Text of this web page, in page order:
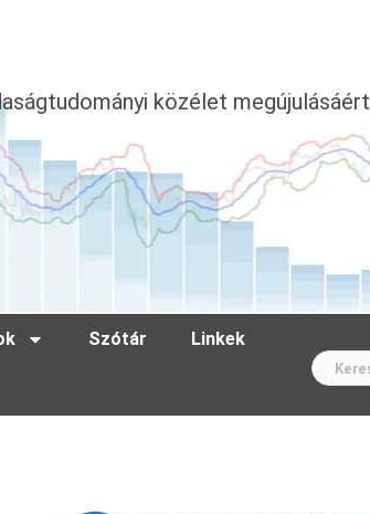
közélet megújulásáért
Szótár Linkek